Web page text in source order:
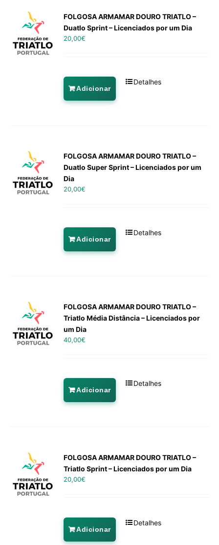
FOLGOSA ARMAMAR DOURO TRIATLO –
Duatlo Sprint – Licenciados por um Dia
20,00€
Adicionar
Detalhes
FOLGOSA ARMAMAR DOURO TRIATLO –
Duatlo Super Sprint – Licenciados por um
Dia
20,00€
Adicionar
Detalhes
FOLGOSA ARMAMAR DOURO TRIATLO –
Triatlo Média Distância – Licenciados por
um Dia
40,00€
Adicionar
Detalhes
FOLGOSA ARMAMAR DOURO TRIATLO –
Triatlo Sprint – Licenciados por um Dia
20,00€
Adicionar
Detalhes